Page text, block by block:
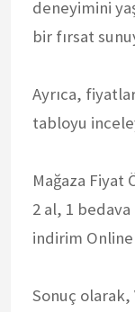
deneyimini
bir fırsat
Ayrıca,
tabloyu
Mağaza Fiyat
2 al, 1 bedava
indirim Online
Sonuç olarak,